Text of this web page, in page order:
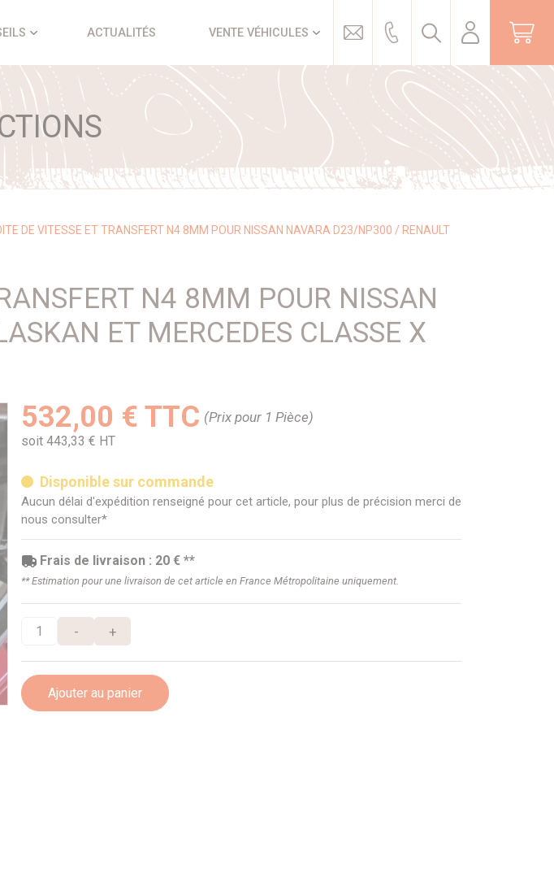
ACTUALITÉS VENTE VÉHICULES
DE VITESSE ET TRANSFERT N4 8MM POUR NISSAN NAVARA D23/NP300 / RENAULT
N4 8MM POUR NISSAN
ET MERCEDES CLASSE X
532,00 € TTC (Prix pour 1 Pièce)
soit 443,33 € HT
Disponible sur commande
Aucun délai d'expédition renseigné pour cet article, pour plus de précision merci de
nous consulter*
Frais de livraison : 20 € **
** Estimation pour une livraison de cet article en France Métropolitaine uniquement.
- +
Ajouter au panier